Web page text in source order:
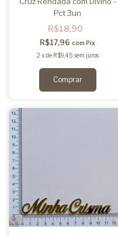
Pct 3un
R$18,90
R$17,96com Pix
2 xde R$9,45 sem juros